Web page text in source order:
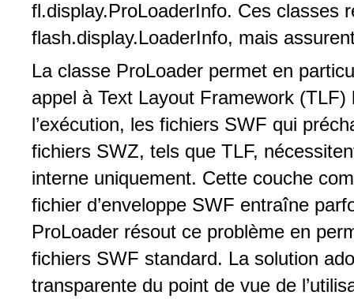
fl.display.ProLoaderInfo. Ces classes
flash.display.LoaderInfo, mais
La classe ProLoader permet en
appel à Text Layout Framework (TLF)
l’exécution, les fichiers SWF qui
fichiers SWZ, tels que TLF,
interne uniquement. Cette couche
fichier d’enveloppe SWF entraîne
ProLoader résout ce problème en
fichiers SWF standard. La solution
transparente du point de vue de